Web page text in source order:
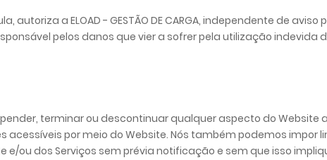
a ELOAD - GESTÃO DE CARGA, independente de aviso
pelos danos que vier a sofrer pela utilização
terminar ou descontinuar qualquer aspecto do
por meio do Website. Nós também podemos
ou dos Serviços sem prévia notificação e sem que isso